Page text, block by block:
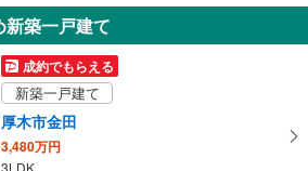
900万円
4SDK
83.43m2
神奈川県厚木市上依知
築一戸建て
成約でもらえる
新築一戸建て
厚木市金田
3,480万円
3LDK